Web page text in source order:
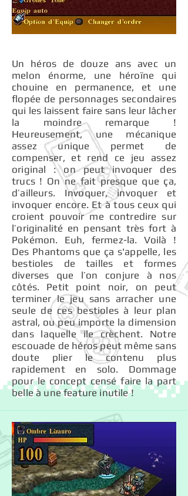
Un héros de douze ans avec un
melon énorme, une héroïne qui
chouine en permanence, et une
flopée de personnages secondaires
qui les laissent faire sans leur lâcher
la moindre remarque !
Heureusement, une mécanique
assez unique permet de
compenser, et rend ce jeu assez
original : on peut invoquer des
trucs ! On ne fait presque que ça,
d’ailleurs. Invoquer, invoquer et
invoquer encore. Et à tous ceux qui
croient pouvoir me contredire sur
l’originalité en pensant très fort à
Pokémon. Euh, fermez-la. Voilà !
Des Phantoms que ça s'appelle, les
bestioles de tailles et formes
diverses que l’on conjure à nos
côtés. Petit point noir, on peut
terminer le jeu sans arracher une
seule de ces bestioles à leur plan
astral, ou peu importe la dimension
dans laquelle ile crèchent. Notre
escouade de héros peut même sans
doute plier le contenu plus
rapidement en solo. Dommage
pour le concept censé faire la part
belle à une feature inutile !